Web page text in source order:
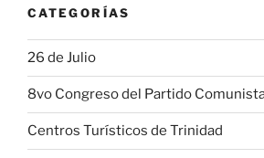
CATEGORÍAS
26 de Julio
8vo Congreso del Partido
Centros Turísticos de Trinidad